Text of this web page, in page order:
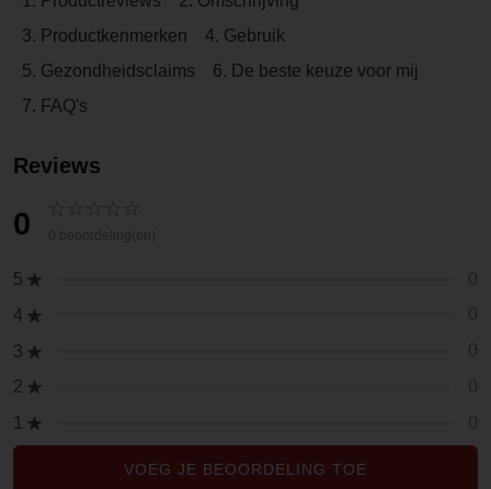
3. Productkenmerken
4. Gebruik
5. Gezondheidsclaims
6. De beste keuze voor mij
7. FAQ's
Reviews
0
5
4
3
2
1
VOEG JE BEOORDELING TOE